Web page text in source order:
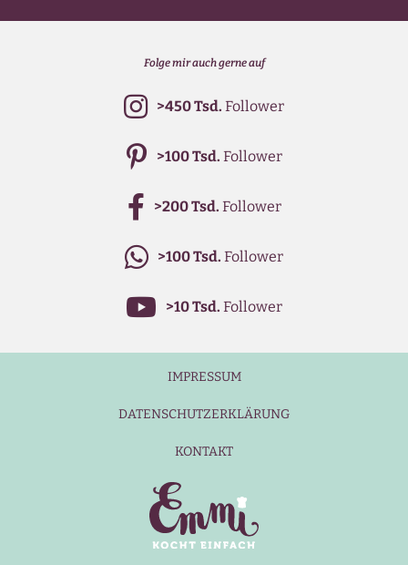
Folge mir auch gerne auf
>450 Tsd. Follower
>100 Tsd. Follower
>200 Tsd. Follower
>100 Tsd. Follower
>10 Tsd. Follower
IMPRESSUM
DATENSCHUTZERKLÄRUNG
KONTAKT